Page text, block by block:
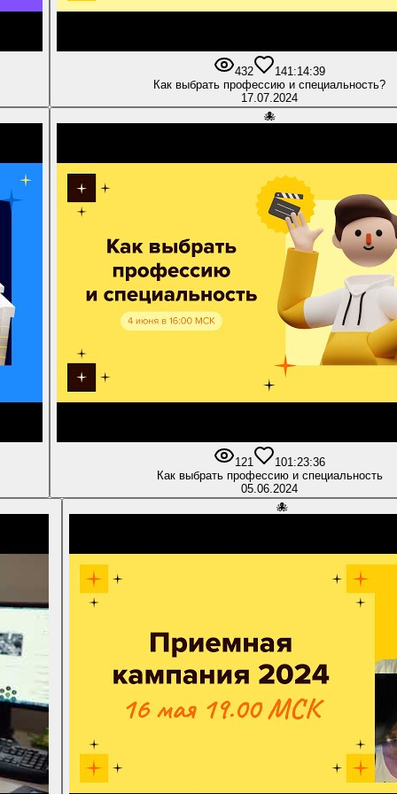
432 141:14:39
Как выбрать профессию и специальность?
17.07.2024
🐙
121 101:23:36
Как выбрать профессию и специальность
05.06.2024
🐙